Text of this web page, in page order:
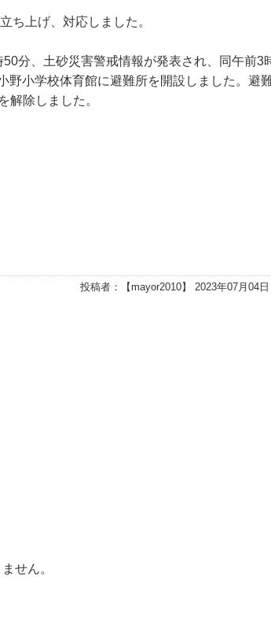
ち上げ、対応しました。
分、土砂災害警戒情報が発表され、同午前3
小学校体育館に避難所を開設しました。避
解除しました。
投稿者：【mayor2010】 2023年07月04
せん。